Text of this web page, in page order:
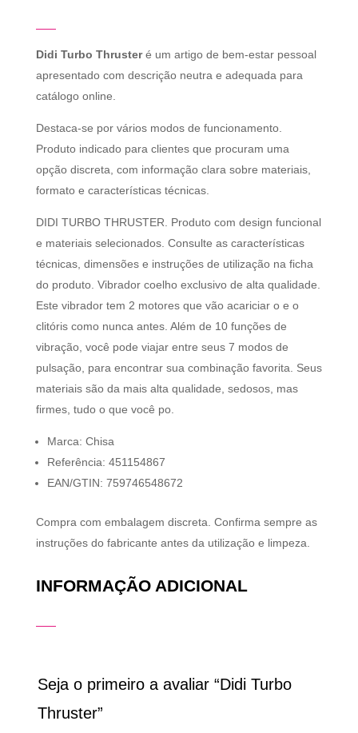
Didi Turbo Thrusteré um artigo de bem-estar pessoal
apresentado com descrição neutra e adequada para
catálogo online.
Destaca-se por vários modos de funcionamento.
Produto indicado para clientes que procuram uma
opção discreta, com informação clara sobre materiais,
formato e características técnicas.
DIDI TURBO THRUSTER. Produto com design funcional
e materiais selecionados. Consulte as características
técnicas, dimensões e instruções de utilização na ficha
do produto. Vibrador coelho exclusivo de alta qualidade.
Este vibrador tem 2 motores que vão acariciar o e o
clitóris como nunca antes. Além de 10 funções de
vibração, você pode viajar entre seus 7 modos de
pulsação, para encontrar sua combinação favorita. Seus
materiais são da mais alta qualidade, sedosos, mas
firmes, tudo o que você po.
Marca: Chisa
Referência: 451154867
EAN/GTIN: 759746548672
Compra com embalagem discreta. Confirma sempre as
instruções do fabricante antes da utilização e limpeza.
INFORMAÇÃO ADICIONAL
Seja o primeiro a avaliar “Didi Turbo
Thruster”